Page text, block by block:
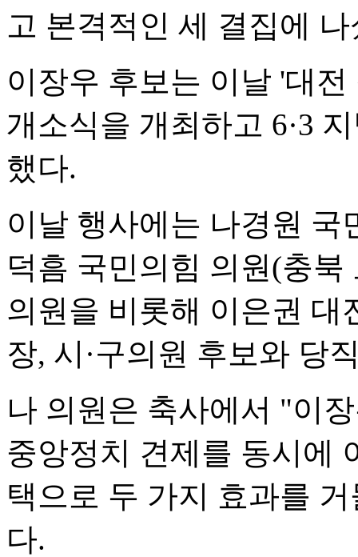
고 본격적인 세 결집에
이장우 후보는 이날 '대
개소식을 개최하고 6·3
했다.
이날 행사에는 나경원
덕흠 국민의힘 의원(충북
의원을 비롯해 이은권 대
장, 시·구의원 후보와 당
나 의원은 축사에서 "이
중앙정치 견제를 동시에
택으로 두 가지 효과를
다.